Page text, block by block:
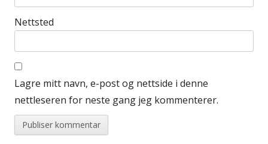
Nettsted
Lagre mitt navn, e-post og nettside i denne
nettleseren for neste gang jeg kommenterer.